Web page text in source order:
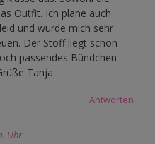
Outfit. Ich plane auch
und würde mich sehr
Der Stoff liegt schon
passendes Bündchen
Tanja
Antworten
Uhr